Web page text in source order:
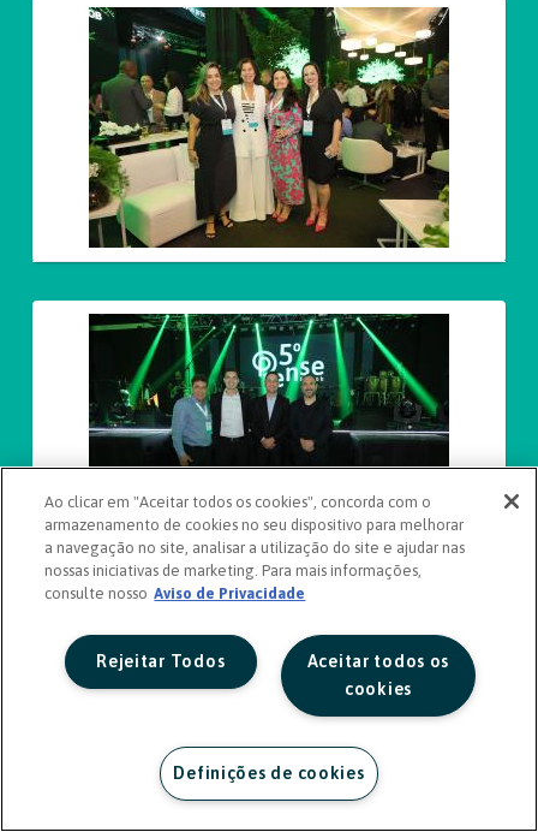
Ao clicar em "Aceitar todos os cookies", concorda com o
armazenamento de cookies no seu dispositivo para melhorar
a navegação no site, analisar a utilização do site e ajudar nas
nossas iniciativas de marketing. Para mais informações,
consulte nosso Aviso de Privacidade
Aceitar todos os
cookies
Rejeitar Todos
Definições de cookies